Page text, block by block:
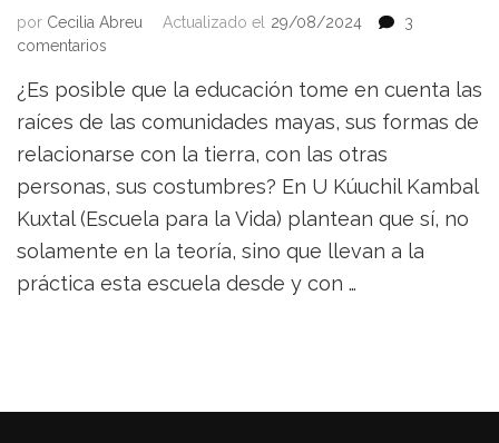
por Cecilia Abreu Actualizado el 29/08/2024
3
comentarios
la
mirada
la
tierra
desde
la
raíz:
la
¿Es posible que la educación tome en cuenta las
raíces de las comunidades mayas, sus formas de
relacionarse con la tierra, con las otras
personas, sus costumbres? En U Kúuchil Kambal
Kuxtal (Escuela para la Vida) plantean que sí, no
solamente en la teoría, sino que llevan a la
práctica esta escuela desde y con …